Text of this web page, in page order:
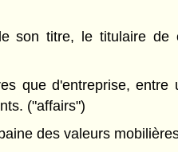
titre, le titulaire de
que d'entreprise, entre
("affairs")
des valeurs